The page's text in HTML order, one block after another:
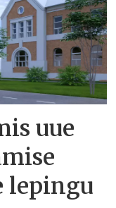
uue